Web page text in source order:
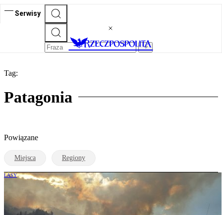
Serwisy
Tag:
Patagonia
Powiązane
Miejsca Regiony
LASY
Pożar zniszczył jedne z najstarszych
drzew świata. „Rosły przez tysiące lat”